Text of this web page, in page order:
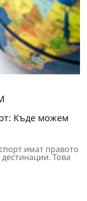
Къде можем
имат правото
Това